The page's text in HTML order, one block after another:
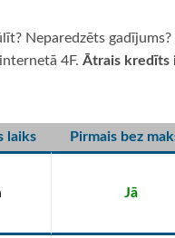
Neparedzēts
4F. Ātrais kredīts
laiks Pirmais bez
Jā